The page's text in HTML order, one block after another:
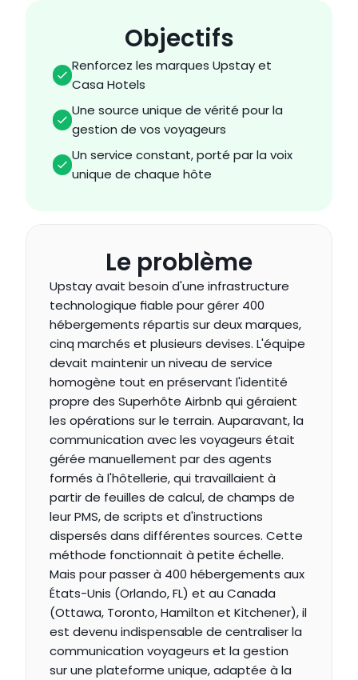
Objectifs
Renforcez les marques Upstay et
Casa Hotels
Une source unique de vérité pour la
gestion de vos voyageurs
Un service constant, porté par la voix
unique de chaque hôte
Le problème
Upstay avait besoin d'une infrastructure
technologique fiable pour gérer 400
hébergements répartis sur deux marques,
cinq marchés et plusieurs devises. L'équipe
devait maintenir un niveau de service
homogène tout en préservant l'identité
propre des Superhôte Airbnb qui géraient
les opérations sur le terrain. Auparavant, la
communication avec les voyageurs était
gérée manuellement par des agents
formés à l'hôtellerie, qui travaillaient à
partir de feuilles de calcul, de champs de
leur PMS, de scripts et d'instructions
dispersés dans différentes sources. Cette
méthode fonctionnait à petite échelle.
Mais pour passer à 400 hébergements aux
États-Unis (Orlando, FL) et au Canada
(Ottawa, Toronto, Hamilton et Kitchener), il
est devenu indispensable de centraliser la
communication voyageurs et la gestion
sur une plateforme unique, adaptée à la